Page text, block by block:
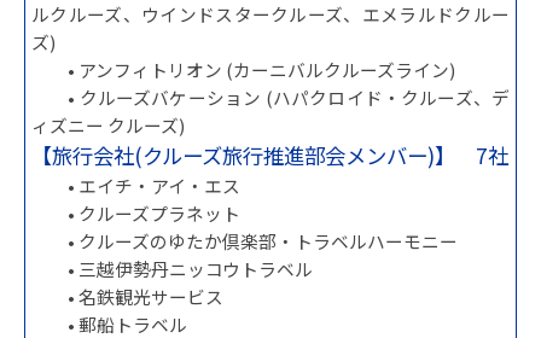
ルクルーズ、ウインドスタークルーズ、エメラルドクルー
ズ)
• アンフィトリオン (カーニバルクルーズライン)
• クルーズバケーション (ハパクロイド・クルーズ、デ
ィズニー クルーズ)
【旅行会社(クルーズ旅行推進部会メンバー)】 7社
• エイチ・アイ・エス
• クルーズプラネット
• クルーズのゆたか倶楽部・トラベルハーモニー
• 三越伊勢丹ニッコウトラベル
• 名鉄観光サービス
• 郵船トラベル